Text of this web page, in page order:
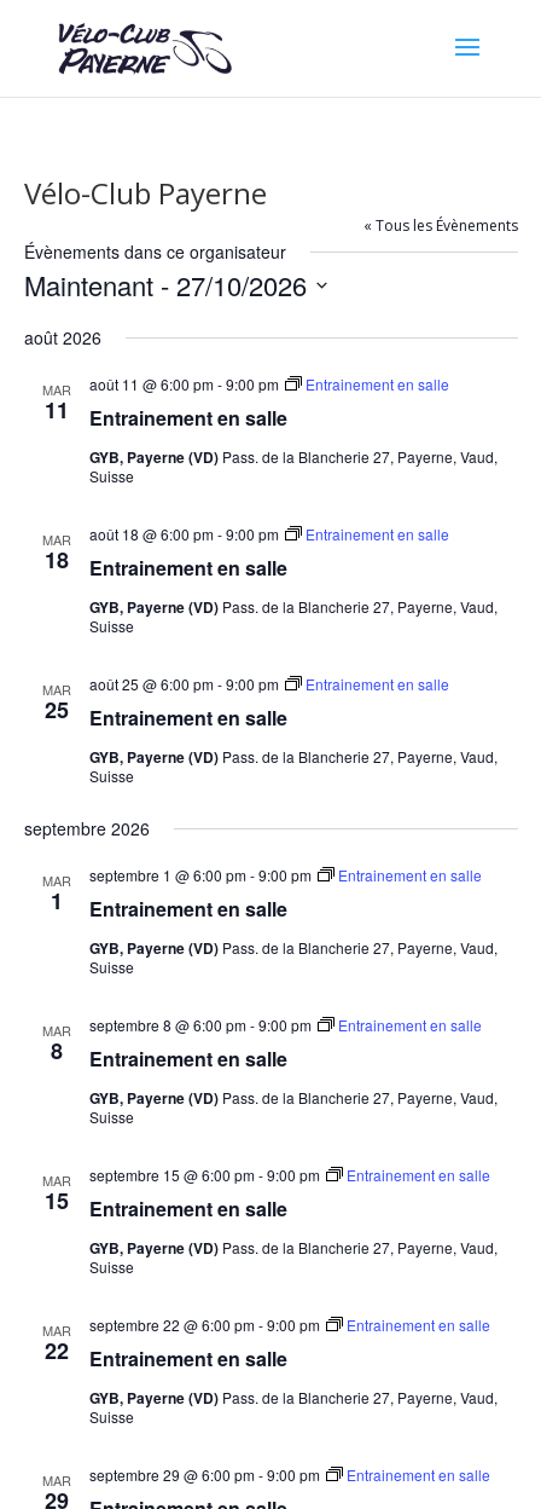
Vélo-Club Payerne
« Tous les Évènements
Évènements dans ce organisateur
Maintenant - 27/10/2026
une
août 2026
MAR
11 Entrainement en salle
août 11 @ 6:00 pm-9:00 pm Entrainement en salle
GYB, Payerne (VD) Pass. de la Blancherie 27, Payerne, Vaud,
Suisse
MAR
18 Entrainement en salle
août 18 @ 6:00 pm-9:00 pm Entrainement en salle
GYB, Payerne (VD) Pass. de la Blancherie 27, Payerne, Vaud,
Suisse
MAR
25 Entrainement en salle
août 25 @ 6:00 pm-9:00 pm Entrainement en salle
GYB, Payerne (VD) Pass. de la Blancherie 27, Payerne, Vaud,
Suisse
septembre 2026
MAR
1 Entrainement en salle
septembre 1 @ 6:00 pm-9:00 pm Entrainement en salle
GYB, Payerne (VD) Pass. de la Blancherie 27, Payerne, Vaud,
Suisse
MAR
8 Entrainement en salle
septembre 8 @ 6:00 pm-9:00 pm Entrainement en salle
GYB, Payerne (VD) Pass. de la Blancherie 27, Payerne, Vaud,
Suisse
MAR
15 Entrainement en salle
septembre 15 @ 6:00 pm-9:00 pm Entrainement en salle
GYB, Payerne (VD) Pass. de la Blancherie 27, Payerne, Vaud,
Suisse
MAR
22 Entrainement en salle
septembre 22 @ 6:00 pm-9:00 pm Entrainement en salle
GYB, Payerne (VD) Pass. de la Blancherie 27, Payerne, Vaud,
Suisse
MAR
29
septembre 29 @ 6:00 pm-9:00 pm Entrainement en salle